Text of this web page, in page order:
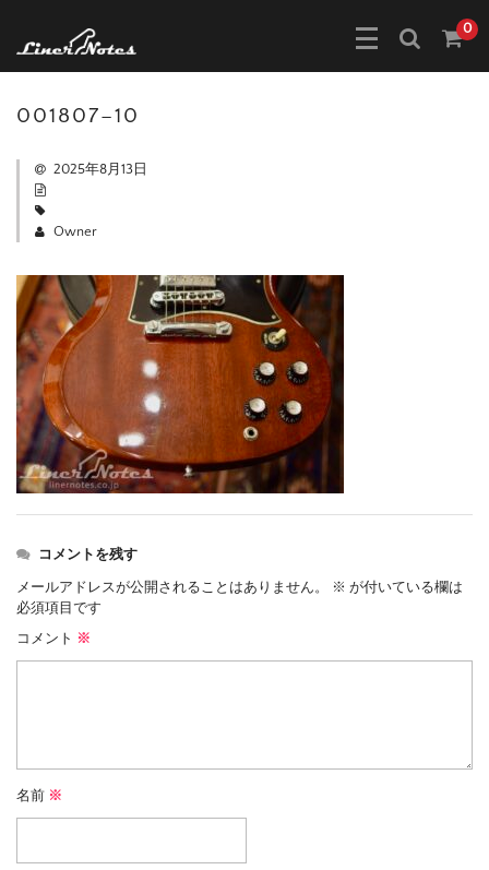
0
001807–10
2025年8月13日
Owner
コメントを残す
メールアドレスが公開されることはありません。 ※ が付いている欄は
必須項目です
コメント ※
名前 ※